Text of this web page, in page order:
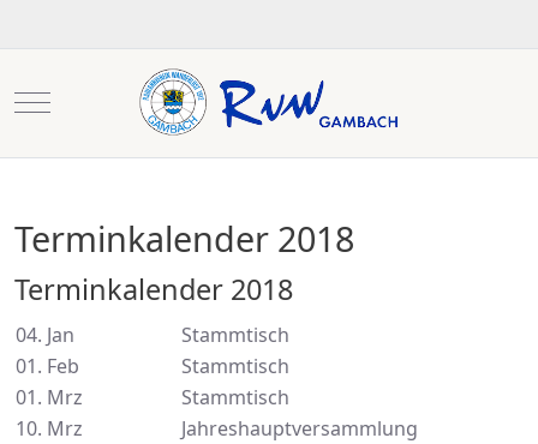
Mobile Menu Toggle
Terminkalender 2018
Terminkalender 2018
04. Jan
Stammtisch
01. Feb
Stammtisch
01. Mrz
Stammtisch
10. Mrz
Jahreshauptversammlung